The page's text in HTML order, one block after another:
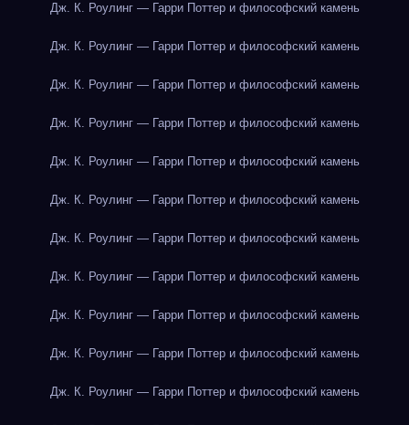
Дж. К. Роулинг — Гарри Поттер и философский камень
Дж. К. Роулинг — Гарри Поттер и философский камень
Дж. К. Роулинг — Гарри Поттер и философский камень
Дж. К. Роулинг — Гарри Поттер и философский камень
Дж. К. Роулинг — Гарри Поттер и философский камень
Дж. К. Роулинг — Гарри Поттер и философский камень
Дж. К. Роулинг — Гарри Поттер и философский камень
Дж. К. Роулинг — Гарри Поттер и философский камень
Дж. К. Роулинг — Гарри Поттер и философский камень
Дж. К. Роулинг — Гарри Поттер и философский камень
Дж. К. Роулинг — Гарри Поттер и философский камень